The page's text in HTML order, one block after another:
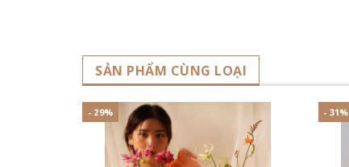
SẢN PHẨM CÙNG LOẠI
- 29% - 31%